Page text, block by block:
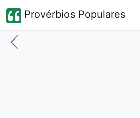
Provérbios Populares